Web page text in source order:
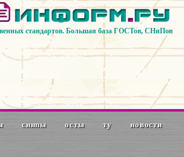
стандартов. Большая база ГОСТов, СНиПов
снипы осты ту новости